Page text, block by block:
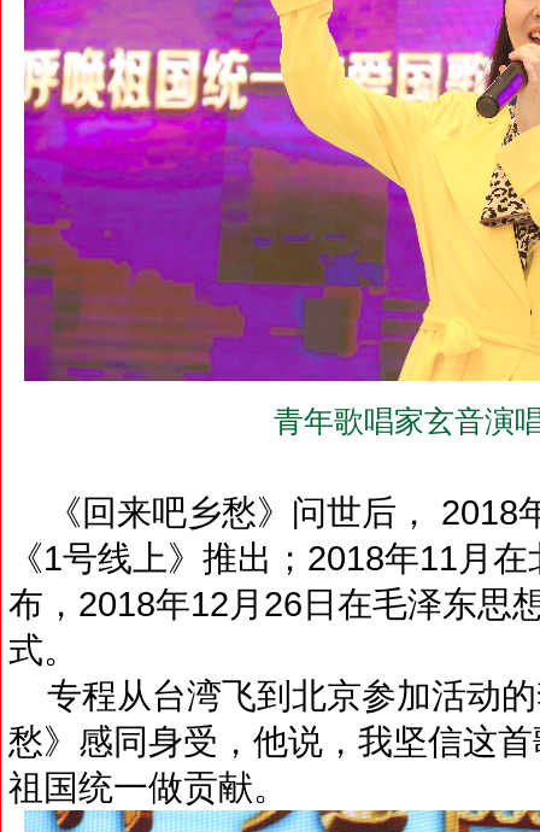
青年歌唱家玄音演
《回来吧乡愁》问世后， 2018
《1号线上》推出；2018年11月
布，2018年12月26日在毛泽东思
式。
专程从台湾飞到北京参加活动
愁》感同身受，他说，我坚信这
祖国统一做贡献。